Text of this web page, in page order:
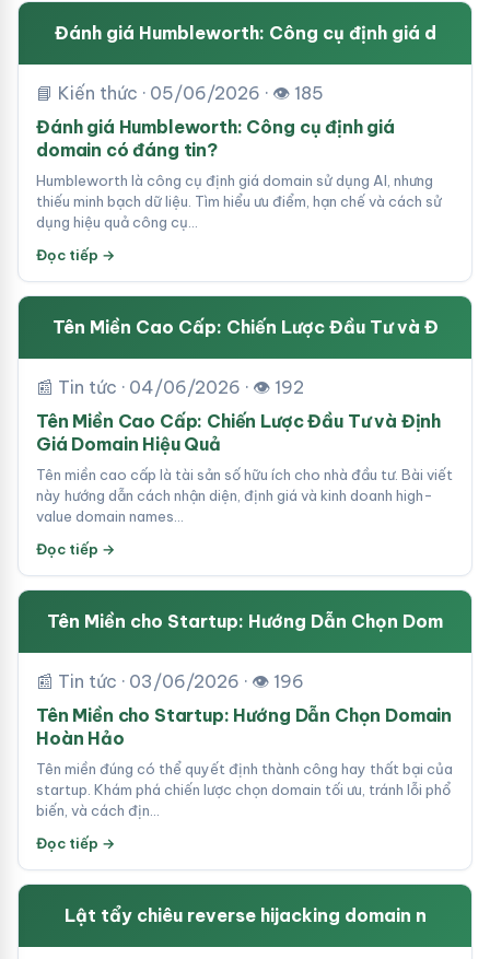
Đánh giá Humbleworth: Công cụ định giá d
📘 Kiến thức · 05/06/2026 · 👁 185
Đánh giá Humbleworth: Công cụ định giá
domain có đáng tin?
Humbleworth là công cụ định giá domain sử dụng AI, nhưng
thiếu minh bạch dữ liệu. Tìm hiểu ưu điểm, hạn chế và cách sử
dụng hiệu quả công cụ…
Đọc tiếp →
Tên Miền Cao Cấp: Chiến Lược Đầu Tư và Đ
📰 Tin tức · 04/06/2026 · 👁 192
Tên Miền Cao Cấp: Chiến Lược Đầu Tư và Định
Giá Domain Hiệu Quả
Tên miền cao cấp là tài sản số hữu ích cho nhà đầu tư. Bài viết
này hướng dẫn cách nhận diện, định giá và kinh doanh high-
value domain names…
Đọc tiếp →
Tên Miền cho Startup: Hướng Dẫn Chọn Dom
📰 Tin tức · 03/06/2026 · 👁 196
Tên Miền cho Startup: Hướng Dẫn Chọn Domain
Hoàn Hảo
Tên miền đúng có thể quyết định thành công hay thất bại của
startup. Khám phá chiến lược chọn domain tối ưu, tránh lỗi phổ
biến, và cách địn…
Đọc tiếp →
Lật tẩy chiêu reverse hijacking domain n